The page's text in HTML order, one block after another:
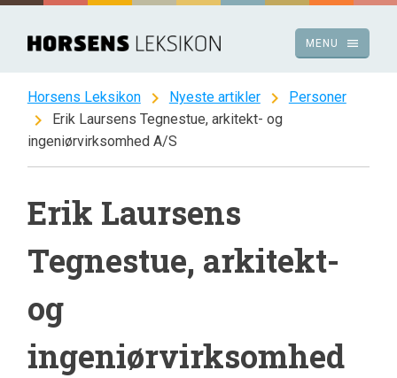
Spring
indhold
menu
MENU
Horsens Leksikon chevron_right Nyeste artikler chevron_right Personer
chevron_right
Erik Laursens Tegnestue, arkitekt- og
ingeniørvirksomhed A/S
Erik Laursens
Tegnestue, arkitekt-
og
ingeniørvirksomhed